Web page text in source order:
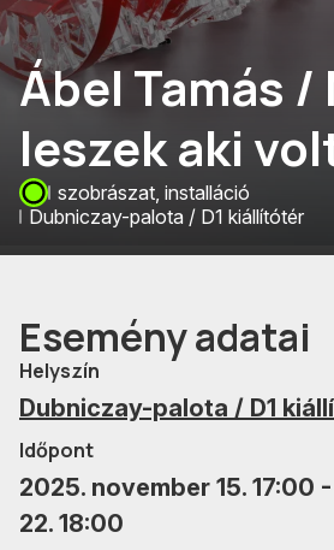
Ábel Tamás /
leszek aki
szobrászat, installáció
Dubniczay-palota / D1 kiállítótér
Esemény adatai
Helyszín
Dubniczay-palota / D1
Időpont
2025. november 15. 17:00
22. 18:00